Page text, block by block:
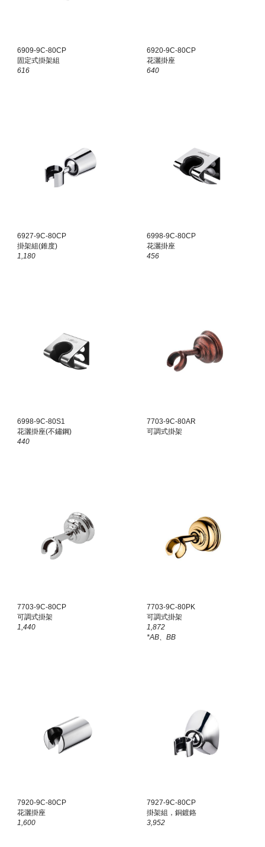
6909-9C-80CP
固定式掛架組
616
6920-9C-80CP
花灑掛座
640
6927-9C-80CP
掛架組(錐度)
1,180
6998-9C-80CP
花灑掛座
456
6998-9C-80S1
花灑掛座(不鏽鋼)
440
7703-9C-80AR
可調式掛架
7703-9C-80CP
可調式掛架
1,440
7703-9C-80PK
可調式掛架
1,872
*AB、BB
7920-9C-80CP
花灑掛座
1,600
7927-9C-80CP
掛架組，銅鍍鉻
3,952